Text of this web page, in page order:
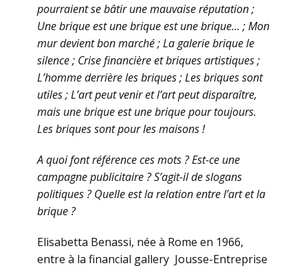
pourraient se bâtir une mauvaise réputation ;
Une brique est une brique est une brique… ; Mon
mur devient bon marché ; La galerie brique le
silence ; Crise financière et briques artistiques ;
L’homme derrière les briques ; Les briques sont
utiles ; L’art peut venir et l’art peut disparaître,
mais une brique est une brique pour toujours.
Les briques sont pour les maisons !
A quoi font référence ces mots ? Est-ce une
campagne publicitaire ? S’agit-il de slogans
politiques ? Quelle est la relation entre l’art et la
brique ?
Elisabetta Benassi, née à Rome en 1966,
entre à la financial gallery Jousse-Entreprise